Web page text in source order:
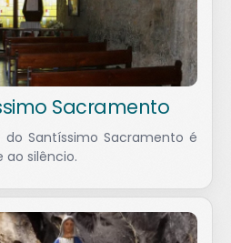
Sacramento
Santíssimo Sacramento é
silêncio.